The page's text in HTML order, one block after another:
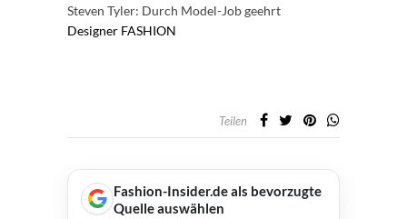
Steven Tyler: Durch Model-Job geehrt
Designer FASHION
Teilen
Fashion-Insider.de als bevorzugte
Quelle auswählen